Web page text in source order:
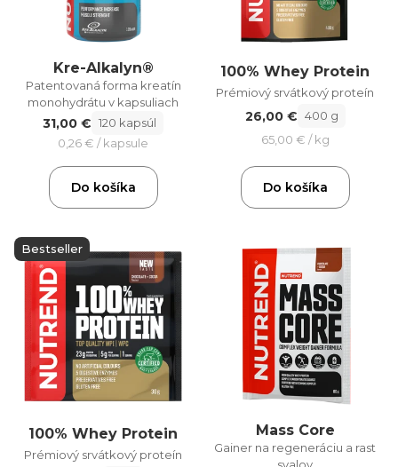
Kre-Alkalyn®
Patentovaná forma kreatín
monohydrátu v kapsuliach
31,00 € 120 kapsúl
0,26 € / kapsule
Do košíka
100% Whey Protein
Prémiový srvátkový proteín
26,00 € 400 g
65,00 € / kg
Do košíka
Bestseller
100% Whey Protein
Prémiový srvátkový proteín
Mass Core
Gainer na regeneráciu a rast